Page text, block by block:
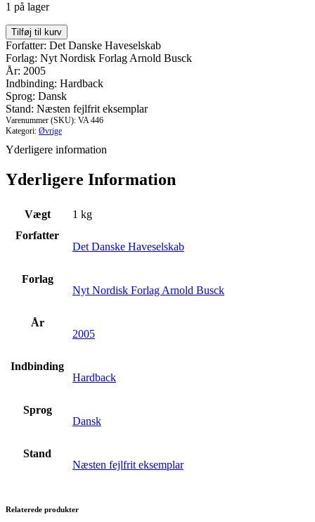
1 på lager
Fødselsdage
&
Adresser
antal
Tilføj til kurv
Forfatter: Det Danske Haveselskab
Forlag: Nyt Nordisk Forlag Arnold Busck
År: 2005
Indbinding: Hardback
Sprog: Dansk
Stand: Næsten fejlfrit eksemplar
Varenummer (SKU): VA 446
Kategori: Øvrige
Yderligere information
Yderligere Information
Vægt
1 kg
Forfatter
Det Danske Haveselskab
Forlag
Nyt Nordisk Forlag Arnold Busck
År
2005
Indbinding
Hardback
Sprog
Dansk
Stand
Næsten fejlfrit eksemplar
Relaterede produkter